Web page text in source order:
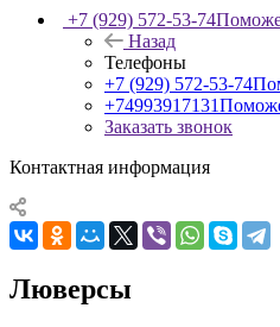
+7 (929) 572-53-74
Назад
Телефоны
+7 (929) 572-53-74
+74993917131
Заказать звонок
Контактная информация
Люверсы